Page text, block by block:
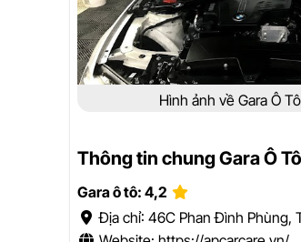
Hình ảnh về Gara Ô
Thông tin chung Gara Ô
Gara ô tô: 4,2
Địa chỉ: 46C Phan Đình Phùng,